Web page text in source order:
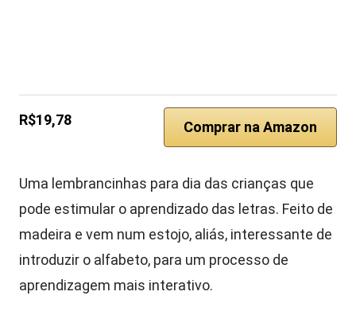
R$19,78 Comprar na Amazon
Uma lembrancinhas para dia das crianças que
pode estimular o aprendizado das letras. Feito de
madeira e vem num estojo, aliás, interessante de
introduzir o alfabeto, para um processo de
aprendizagem mais interativo.